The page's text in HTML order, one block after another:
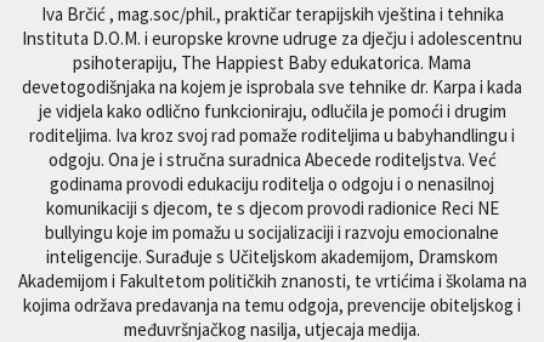
Iva Brčić , mag.soc/phil., praktičar terapijskih vještina i tehnika
Instituta D.O.M. i europske krovne udruge za dječju i adolescentnu
psihoterapiju, The Happiest Baby edukatorica. Mama
devetogodišnjaka na kojem je isprobala sve tehnike dr. Karpa i kada
je vidjela kako odlično funkcioniraju, odlučila je pomoći i drugim
roditeljima. Iva kroz svoj rad pomaže roditeljima u babyhandlingu i
odgoju. Ona je i stručna suradnica Abecede roditeljstva. Već
godinama provodi edukaciju roditelja o odgoju i o nenasilnoj
komunikaciji s djecom, te s djecom provodi radionice Reci NE
bullyingu koje im pomažu u socijalizaciji i razvoju emocionalne
inteligencije. Surađuje s Učiteljskom akademijom, Dramskom
Akademijom i Fakultetom političkih znanosti, te vrtićima i školama na
kojima održava predavanja na temu odgoja, prevencije obiteljskog i
međuvršnjačkog nasilja, utjecaja medija.